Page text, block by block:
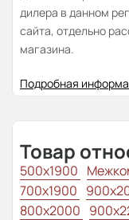
дилера в данном
сайта, отдельно
магазина.
Подробная
Товар
500x1900
700x1900
800x2000